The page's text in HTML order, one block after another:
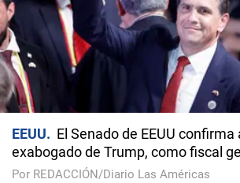
EEUU
El Senado de EEUU confirma
exabogado de Trump, como fiscal
Por REDACCIÓN/Diario Las Américas